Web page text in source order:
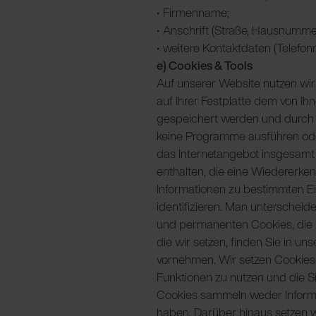
• Firmenname;
• Anschrift (Straße,
• weitere Kontaktdaten
e) Cookies & Tools
Auf unserer Website nutzen
auf Ihrer Festplatte dem von
gespeichert werden und
keine Programme ausführen
das Internetangebot
enthalten, die eine
Informationen zu bestimmten
identifizieren. Man
und permanenten Cookies,
die wir setzen, finden Sie in
vornehmen. Wir setzen
Funktionen zu nutzen und die
Cookies sammeln weder
haben. Darüber hinaus